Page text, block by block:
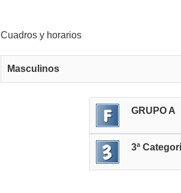
Cuadros y horarios
Masculinos
GRUPO A
3ª